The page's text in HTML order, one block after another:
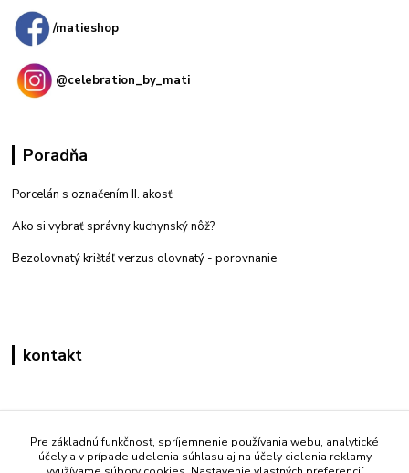
/matieshop
@celebration_by_mati
Poradňa
Porcelán s označením II. akosť
Ako si vybrať správny kuchynský nôž?
Bezolovnatý krištáľ verzus olovnatý - porovnanie
kontakt
+421 908 861 051
(Po - Pia 7:30-15:30)
Pre základnú funkčnosť, spríjemnenie používania webu, analytické
účely a v prípade udelenia súhlasu aj na účely cielenia reklamy